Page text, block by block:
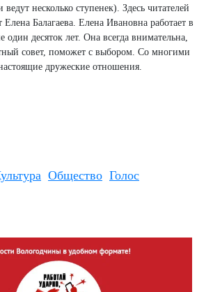
несколько ступенек). Здесь читателей
Елена Балагаева. Елена Ивановна работает в
десяток лет. Она всегда внимательна,
совет, поможет с выбором. Со многими
дружеские отношения.
Общество Голос